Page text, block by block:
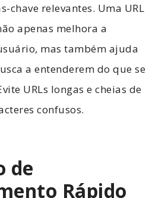
chave relevantes. Uma URL
apenas melhora a
mas também ajuda
a entenderem do que se
URLs longas e cheias de
confusos.
de
Rápido